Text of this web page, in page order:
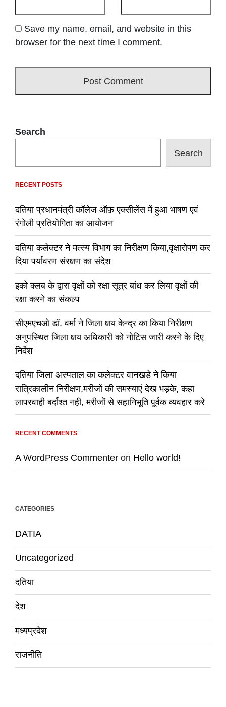
Save my name, email, and website in this
browser for the next time I comment.
Search
Search
RECENT POSTS
दतिया प्रधानमंत्री कॉलेज ऑफ़ एक्सीलेंस में हुआ भाषण एवं
रंगोली प्रतियोगिता का आयोजन
दतिया कलेक्टर ने मत्स्य विभाग का निरीक्षण किया,वृक्षारोपण कर
दिया पर्यावरण संरक्षण का संदेश
इको क्लब के द्वारा वृक्षों को रक्षा सूत्र बांध कर लिया वृक्षों की
रक्षा करने का संकल्प
सीएमएचओ डॉ. वर्मा ने जिला क्षय केन्द्र का किया निरीक्षण
अनुपस्थित जिला क्षय अधिकारी को नोटिस जारी करने के दिए
निर्देश
दतिया जिला अस्पताल का कलेक्टर वानखडे ने किया
रात्रिकालीन निरीक्षण,मरीजों की समस्याएं देख भड़के, कहा
लापरवाही बर्दाश्त नही, मरीजों से सहानिभूति पूर्वक व्यवहार करे
RECENT COMMENTS
A WordPress Commenter on Hello world!
CATEGORIES
DATIA
Uncategorized
दतिया
देश
मध्यप्रदेश
राजनीति